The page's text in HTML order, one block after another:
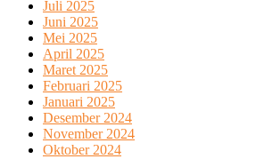
Juli 2025
Juni 2025
Mei 2025
April 2025
Maret 2025
Februari 2025
Januari 2025
Desember 2024
November 2024
Oktober 2024